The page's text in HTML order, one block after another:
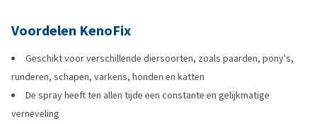
Voordelen KenoFix
Geschikt voor verschillende diersoorten, zoals paarden, pony's,
runderen, schapen, varkens, honden en katten
De spray heeft ten allen tijde een constante en gelijkmatige
verneveling